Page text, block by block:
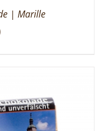
| Marille